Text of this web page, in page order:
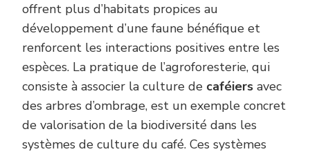
offrent plus d’habitats propices au
développement d’une faune bénéfique et
renforcent les interactions positives entre les
espèces. La pratique de l’agroforesterie, qui
consiste à associer la culture de caféiers avec
des arbres d’ombrage, est un exemple concret
de valorisation de la biodiversité dans les
systèmes de culture du café. Ces systèmes